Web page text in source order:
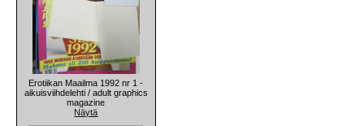
Erotiikan Maailma 1992 nr 1 -
aikuisviihdelehti / adult graphics
magazine
Näytä